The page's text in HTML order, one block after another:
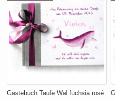
Gästebuch Taufe Wal fuchsia rosé